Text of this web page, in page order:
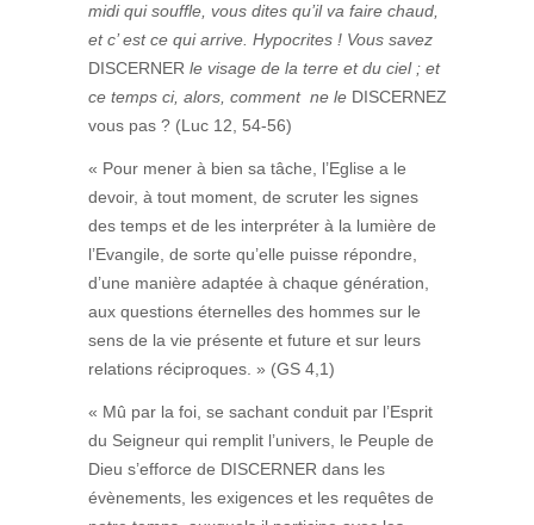
midi qui souffle, vous dites qu’il va faire chaud,
et c’ est ce qui arrive. Hypocrites ! Vous savez
DISCERNER le visage de la terre et du ciel ; et
ce temps ci, alors, comment ne le DISCERNEZ
vouspas ? (Luc 12, 54-56)
« Pour mener à bien sa tâche, l’Eglise a le
devoir, à tout moment, de scruter les signes
des temps et de les interpréter à la lumière de
l’Evangile, de sorte qu’elle puisse répondre,
d’une manière adaptée à chaque génération,
aux questions éternelles des hommes sur le
sens de la vie présente et future et sur leurs
relations réciproques. » (GS 4,1)
« Mû par la foi, se sachant conduit par l’Esprit
du Seigneur qui remplit l’univers, le Peuple de
Dieu s’efforce de DISCERNER dans les
évènements, les exigences et les requêtes de